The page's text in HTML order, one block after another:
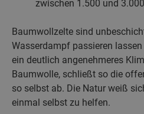
zwischen 1.500 und
Baumwollzelte sind
Wasserdampf passieren
ein deutlich angenehmeres
Baumwolle, schließt so die
so selbst ab. Die Natur weiß
einmal selbst zu helfen.